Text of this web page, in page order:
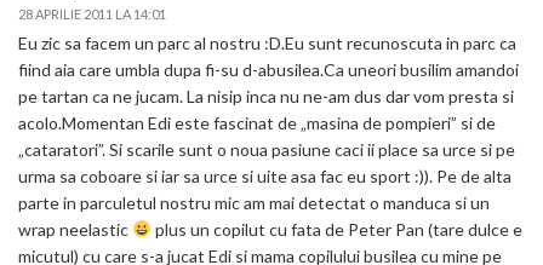
28 APRILIE 2011 LA 14:01
Eu zic sa facem un parc al nostru :D.Eu sunt recunoscuta in parc ca
fiind aia care umbla dupa fi-su d-abusilea.Ca uneori busilim amandoi
pe tartan ca ne jucam. La nisip inca nu ne-am dus dar vom presta si
acolo.Momentan Edi este fascinat de „masina de pompieri” si de
„cataratori”. Si scarile sunt o noua pasiune caci ii place sa urce si pe
urma sa coboare si iar sa urce si uite asa fac eu sport :)). Pe de alta
parte in parculetul nostru mic am mai detectat o manduca si un
wrap neelastic
plus un copilut cu fata de Peter Pan (tare dulce e
micutul) cu care s-a jucat Edi si mama copilului busilea cu mine pe